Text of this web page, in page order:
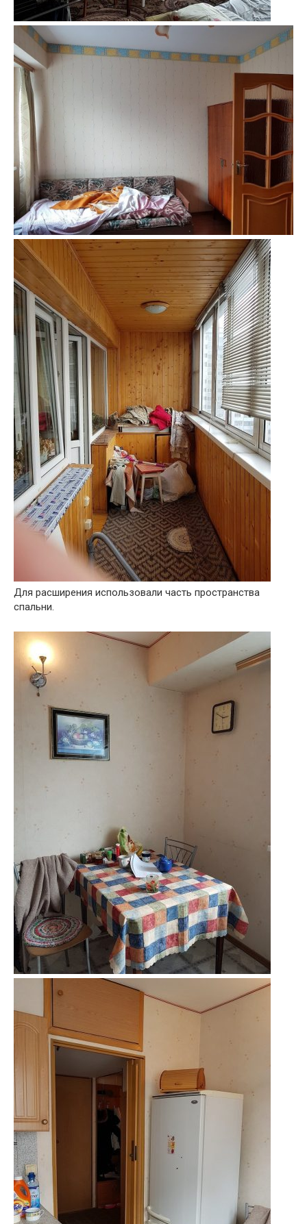
Для расширения использовали часть пространства
спальни.